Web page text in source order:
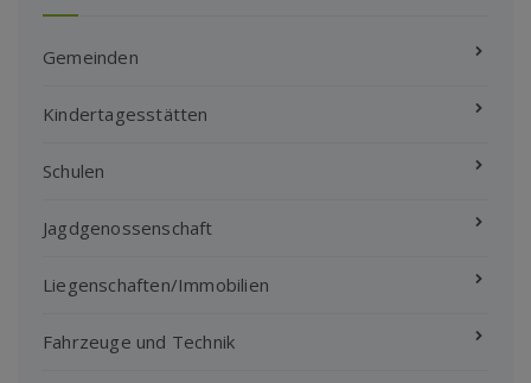
Gemeinden
Kindertagesstätten
Schulen
Jagdgenossenschaft
Liegenschaften/Immobilien
Fahrzeuge und Technik